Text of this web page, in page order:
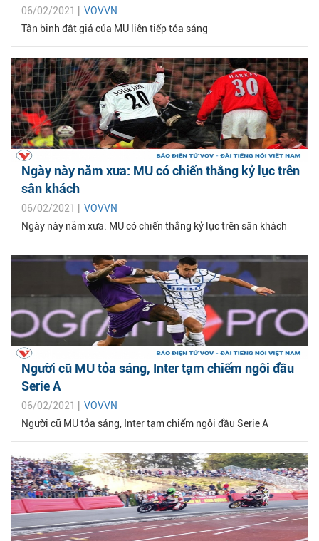
06/02/2021 | VOVVN
Tân binh đắt giá của MU liên tiếp tỏa sáng
Ngày này năm xưa: MU có chiến thắng kỷ lục trên
sân khách
06/02/2021 | VOVVN
Ngày này năm xưa: MU có chiến thắng kỷ lục trên sân khách
Người cũ MU tỏa sáng, Inter tạm chiếm ngôi đầu
Serie A
06/02/2021 | VOVVN
Người cũ MU tỏa sáng, Inter tạm chiếm ngôi đầu Serie A